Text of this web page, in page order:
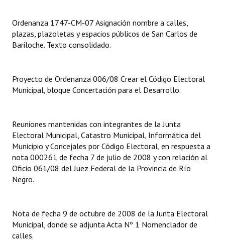
Informes de Gestión
Dictámenes Asesoría Letrada
Informes de Unidad Coordinadora
Ejecución Presupuestaria
Actas de Audiencias Públicas
NORMATIVA
Declaraciones
Ordenanza 1747-CM-07 Asignación nombre a calles,
plazas, plazoletas y espacios públicos de San Carlos de
Bariloche. Texto consolidado.
Proyecto de Ordenanza 006/08 Crear el Código Electoral
Municipal, bloque Concertación para el Desarrollo.
Reuniones mantenidas con integrantes de la Junta
Electoral Municipal, Catastro Municipal, Informática del
Municipio y Concejales por Código Electoral, en respuesta a
nota 000261 de fecha 7 de julio de 2008 y con relación al
Oficio 061/08 del Juez Federal de la Provincia de Río
Negro.
Nota de fecha 9 de octubre de 2008 de la Junta Electoral
Municipal, donde se adjunta Acta Nº 1 Nomenclador de
calles.